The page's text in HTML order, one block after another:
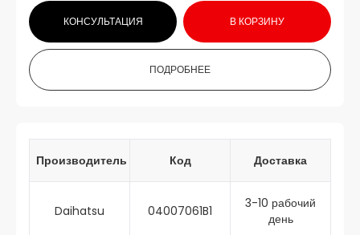
КОНСУЛЬТАЦИЯ В КОРЗИНУ
ПОДРОБНЕЕ
Производитель Код Доставка
Daihatsu 04007061B1
3-10 рабочий
день